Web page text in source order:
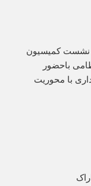
روز یکشنبه پانزدهم مهر ماه ۱۴۰۳، نشست کمیسیون
باحضور
با محوریت